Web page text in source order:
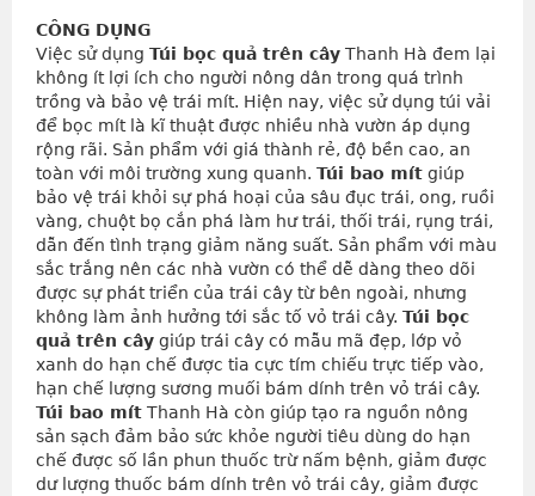
CÔNG DỤNG
Việc sử dụng Túi bọc quả trên cây Thanh Hà đem lại
không ít lợi ích cho người nông dân trong quá trình
trồng và bảo vệ trái mít. Hiện nay, việc sử dụng túi vải
để bọc mít là kĩ thuật được nhiều nhà vườn áp dụng
rộng rãi. Sản phẩm với giá thành rẻ, độ bền cao, an
toàn với môi trường xung quanh. Túi bao mít giúp
bảo vệ trái khỏi sự phá hoại của sâu đục trái, ong, ruồi
vàng, chuột bọ cắn phá làm hư trái, thối trái, rụng trái,
dẫn đến tình trạng giảm năng suất. Sản phẩm với màu
sắc trắng nên các nhà vườn có thể dễ dàng theo dõi
được sự phát triển của trái cây từ bên ngoài, nhưng
không làm ảnh hưởng tới sắc tố vỏ trái cây. Túi bọc
quả trên cây giúp trái cây có mẫu mã đẹp, lớp vỏ
xanh do hạn chế được tia cực tím chiếu trực tiếp vào,
hạn chế lượng sương muối bám dính trên vỏ trái cây.
Túi bao mít Thanh Hà còn giúp tạo ra nguồn nông
sản sạch đảm bảo sức khỏe người tiêu dùng do hạn
chế được số lần phun thuốc trừ nấm bệnh, giảm được
dư lượng thuốc bám dính trên vỏ trái cây, giảm được